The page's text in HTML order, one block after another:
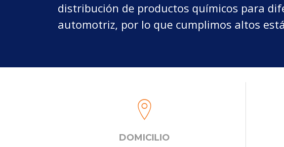
distribución de productos químicos para
automotriz, por lo que cumplimos altos
DOMICILIO